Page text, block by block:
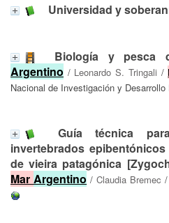
Universidad y
Biología y pesca
Argentino / Leonardo S. Tringali /
Nacional de Investigación y Desarrollo
Guía técnica
invertebrados
de vieira patagónica
MarArgentino /Claudia Bremec /